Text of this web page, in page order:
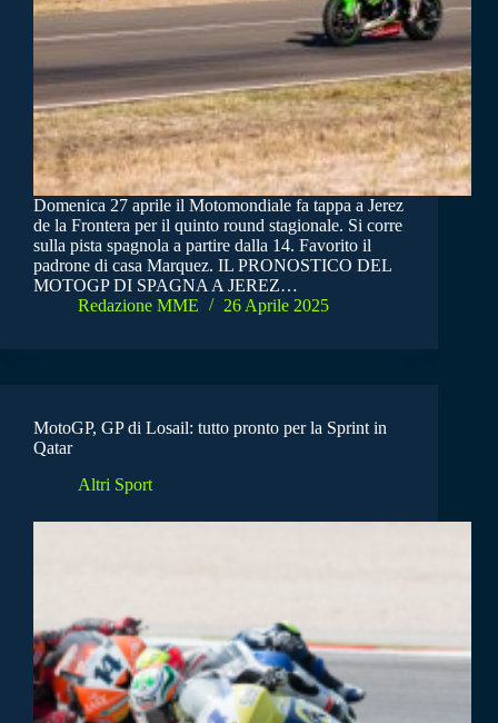
Domenica 27 aprile il Motomondiale fa tappa a Jerez
de la Frontera per il quinto round stagionale. Si corre
sulla pista spagnola a partire dalla 14. Favorito il
padrone di casa Marquez. IL PRONOSTICO DEL
MOTOGP DI SPAGNA A JEREZ…
Redazione MME
26 Aprile 2025
MotoGP, GP di Losail: tutto pronto per la Sprint in
Qatar
Altri Sport